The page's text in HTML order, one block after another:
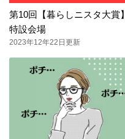
第10回【暮らしニスタ大賞】
特設会場
2023年12年22日更新